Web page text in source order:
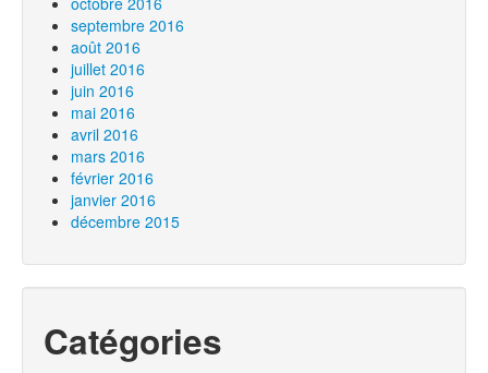
septembre 2016
août 2016
juillet 2016
juin 2016
mai 2016
avril 2016
mars 2016
février 2016
janvier 2016
décembre 2015
Catégories